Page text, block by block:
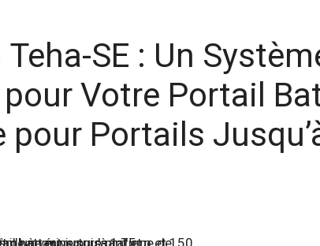
SE : Un
Votre Portail
Portails